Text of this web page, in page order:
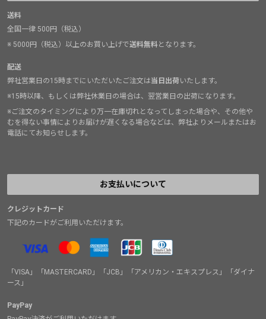
送料
全国一律 500円（税込）
※ 5000円（税込）以上のお買い上げで送料無料となります。
配送
弊社営業日の15時までにいただいたご注文は当日出荷いたします。
※15時以降、もしくは弊社休業日の場合は、翌営業日の出荷になります。
※ご注文のタイミングにより万一在庫切れとなってしまった場合や、その他や
むを得ない事情によりお届けが遅くなる場合などは、弊社よりメールまたはお
電話にてお知らせします。
お支払いについて
クレジットカード
下記のカードがご利用いただけます。
「VISA」「MASTERCARD」「JCB」「アメリカン・エキスプレス」「ダイナ
ース」
PayPay